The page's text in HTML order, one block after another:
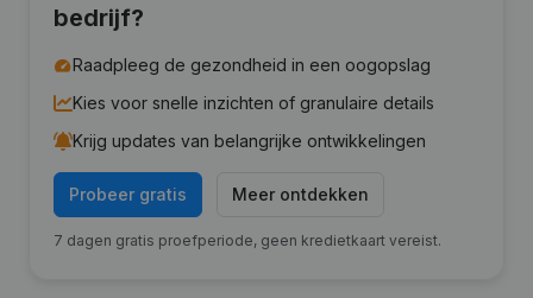
bedrijf?
Raadpleeg de gezondheid in een oogopslag
Kies voor snelle inzichten of granulaire details
Krijg updates van belangrijke ontwikkelingen
Probeer gratis Meer ontdekken
7 dagen gratis proefperiode, geen kredietkaart vereist.